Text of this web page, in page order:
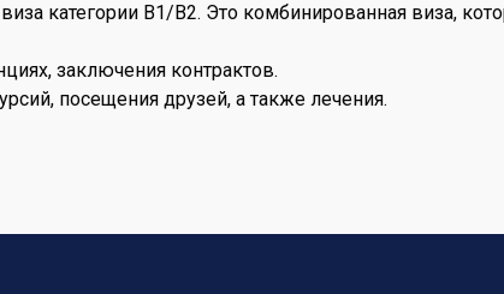
категории B1/B2. Это комбинированная виза,
заключения контрактов.
посещения друзей, а также лечения.